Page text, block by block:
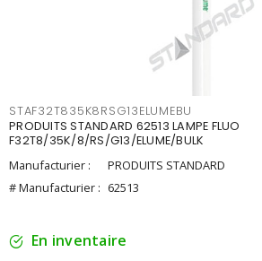
STAF32T835K8RSG13ELUMEBU
PRODUITS STANDARD 62513 LAMPE FLUO
F32T8/35K/8/RS/G13/ELUME/BULK
Manufacturier :
PRODUITS STANDARD
# Manufacturier : 62513
En inventaire